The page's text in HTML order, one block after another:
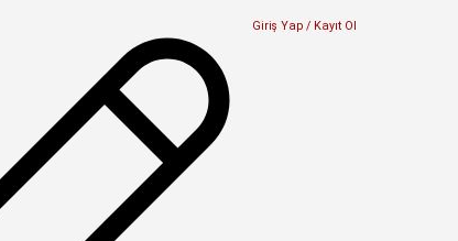
Giriş Yap / Kayıt Ol